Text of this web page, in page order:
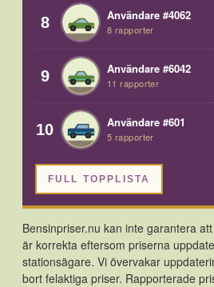
8 Användare #4062
8 rapporter
9 Användare #6042
11 rapporter
10 Användare #601
5 rapporter
FULL TOPPLISTA
Bensinpriser.nu kan inte garantera
är korrekta eftersom priserna
stationsägare. Vi övervakar
bort felaktiga priser. Rapporterade